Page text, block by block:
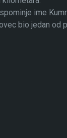
ime
bio jedan od